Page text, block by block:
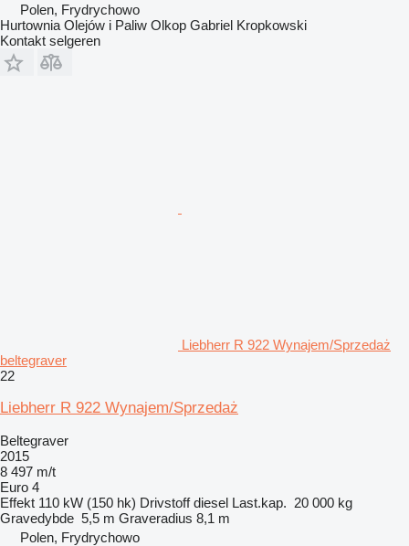
Polen, Frydrychowo
Hurtownia Olejów i Paliw Olkop Gabriel Kropkowski
Kontakt selgeren
Liebherr R 922 Wynajem/Sprzedaż
beltegraver
22
Liebherr R 922 Wynajem/Sprzedaż
Beltegraver
2015
8 497 m/t
Euro 4
Effekt 110 kW (150 hk) Drivstoff diesel Last.kap. 20 000 kg
Gravedybde 5,5 m Graveradius 8,1 m
Polen, Frydrychowo